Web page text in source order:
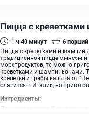
Пицца с
1 ч 40минут 6порций
Пицца с креветками и
традиционной пицце с мясом
морепродуктов, то можно
креветками и шампиньонами.
креветки и грибы называют
славится в Италии, но
Ингредиенты:
Дрожжевое тесто,